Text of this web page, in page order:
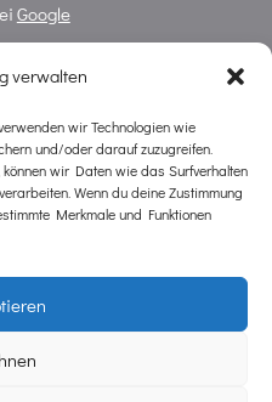
verwalten
wir Technologien wie
und/oder darauf zuzugreifen.
wir Daten wie das Surfverhalten
Wenn du deine Zustimmung
Merkmale und Funktionen
Google
38 79 2 16